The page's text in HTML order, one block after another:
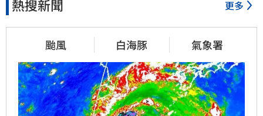
熱搜新聞 更多
颱風 白海豚 氣象署